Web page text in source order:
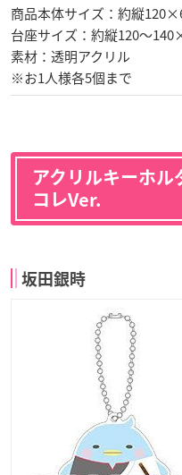
商品本体サイズ：約縦
台座サイズ：約縦120〜
素材：透明アクリル
※お1人様各5個まで
アクリルキーホ
コレVer.
坂田銀時